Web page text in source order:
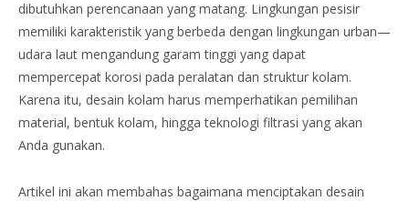
dibutuhkan perencanaan yang matang. Lingkungan pesisir
memiliki karakteristik yang berbeda dengan lingkungan urban—
udara laut mengandung garam tinggi yang dapat
mempercepat korosi pada peralatan dan struktur kolam.
Karena itu, desain kolam harus memperhatikan pemilihan
material, bentuk kolam, hingga teknologi filtrasi yang akan
Anda gunakan.
Artikel ini akan membahas bagaimana menciptakan desain